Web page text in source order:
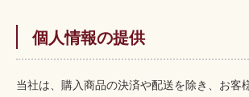
個人情報の提供
当社は、購入商品の決済や配送を除き、お客